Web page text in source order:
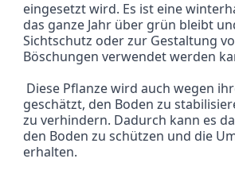
eingesetzt wird. Es ist eine
das ganze Jahr über grün bleibt
Sichtschutz oder zur Gestaltung
Böschungen verwendet werden
geschätzt, den Boden zu
zu verhindern. Dadurch kann es
den Boden zu schützen und die
erhalten.